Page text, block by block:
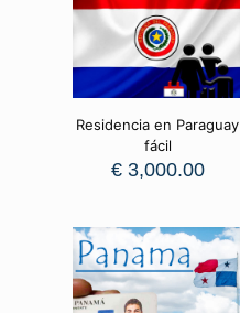
Residencia en Paraguay
fácil
€3,000.00